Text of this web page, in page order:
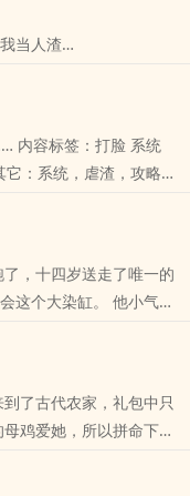
不代表作者三观
直接点叉，晋江那么
法考究
当人渣
，简西一直很努力！
染缸。 他小气，
习一应俱全，可就是这